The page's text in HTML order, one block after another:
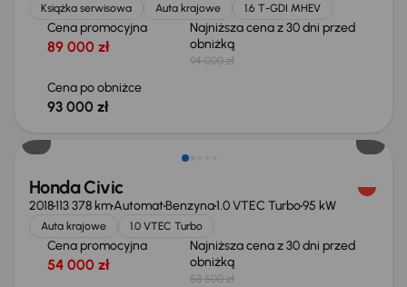
Książka serwisowa Auta krajowe 1.6 T-GDI MHEV
Cena promocyjna
89 000 zł
Najniższa cena z 30 dni przed
obniżką
94 000 zł
Cena po obniżce
93 000 zł
Honda Civic
2018113 378 kmAutomatBenzyna1.0 VTEC Turbo95 kW
Auta krajowe 1.0 VTEC Turbo
Cena promocyjna
54 000 zł
Najniższa cena z 30 dni przed
obniżką
58 500 zł